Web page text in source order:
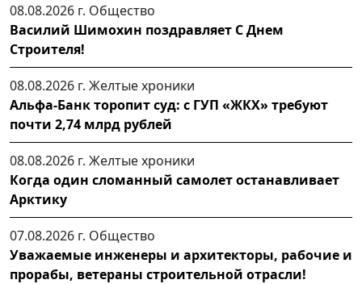
08.08.2026 г. Общество
Василий Шимохин поздравляет С Днем
Строителя!
08.08.2026 г. Желтые хроники
Альфа-Банк торопит суд: с ГУП «ЖКХ» требуют
почти 2,74 млрд рублей
08.08.2026 г. Желтые хроники
Когда один сломанный самолет останавливает
Арктику
07.08.2026 г. Общество
Уважаемые инженеры и архитекторы, рабочие и
прорабы, ветераны строительной отрасли!